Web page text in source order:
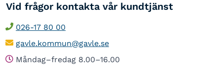
Vid frågor kontakta vår kundtjänst
026-17 80 00
gavle.kommun@gavle.se
Måndag–fredag 8.00–16.00